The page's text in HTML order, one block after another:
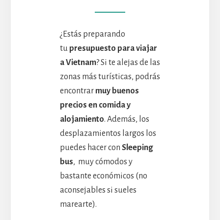
¿Estás preparando
tu presupuesto para viajar
a Vietnam? Si te alejas de las
zonas más turísticas, podrás
encontrar muy buenos
precios en comida y
alojamiento. Además, los
desplazamientos largos los
puedes hacer con Sleeping
bus, muy cómodos y
bastante económicos (no
aconsejables si sueles
marearte).